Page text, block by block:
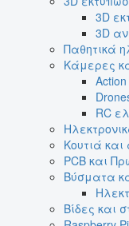
3D
3D
Παθητικά
Κάμερες
RC
Κουτιά
PCB και
Βύσματα
Βίδες και